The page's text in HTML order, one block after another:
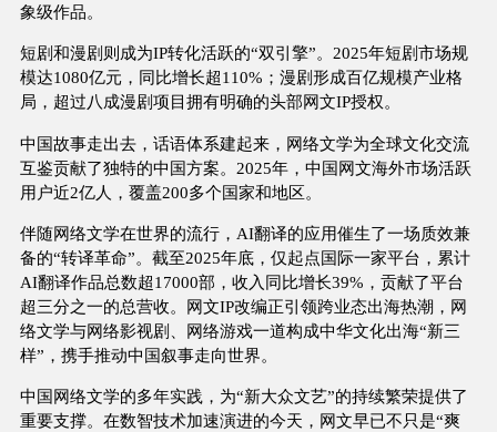
象级作品。
短剧和漫剧则成为IP转化活跃的“双引擎”。2025年短剧市场规
模达1080亿元，同比增长超110%；漫剧形成百亿规模产业格
局，超过八成漫剧项目拥有明确的头部网文IP授权。
中国故事走出去，话语体系建起来，网络文学为全球文化交流
互鉴贡献了独特的中国方案。2025年，中国网文海外市场活跃
用户近2亿人，覆盖200多个国家和地区。
伴随网络文学在世界的流行，AI翻译的应用催生了一场质效兼
备的“转译革命”。截至2025年底，仅起点国际一家平台，累计
AI翻译作品总数超17000部，收入同比增长39%，贡献了平台
超三分之一的总营收。网文IP改编正引领跨业态出海热潮，网
络文学与网络影视剧、网络游戏一道构成中华文化出海“新三
样”，携手推动中国叙事走向世界。
中国网络文学的多年实践，为“新大众文艺”的持续繁荣提供了
重要支撑。在数智技术加速演进的今天，网文早已不只是“爽